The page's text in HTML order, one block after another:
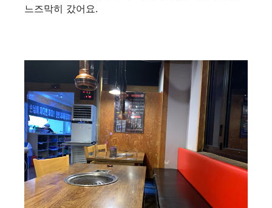
느즈막히 갔어요.